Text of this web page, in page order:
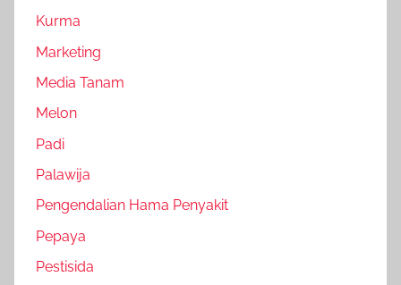
Kurma
Marketing
Media Tanam
Melon
Padi
Palawija
Pengendalian Hama Penyakit
Pepaya
Pestisida